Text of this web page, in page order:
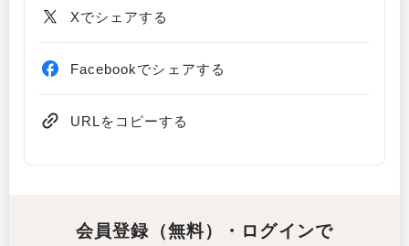
Xでシェアする
Facebookでシェアする
URLをコピーする
会員登録（無料）・ログインで